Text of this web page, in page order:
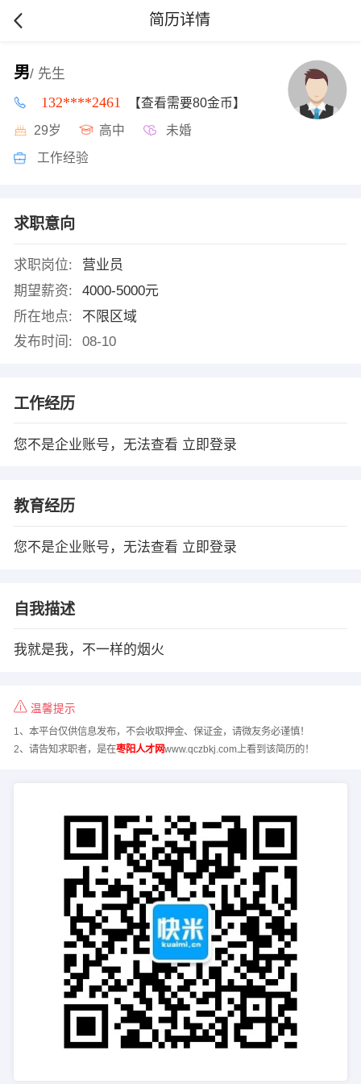
简历详情
男/ 先生
132****2461 【查看需要80金币】
29岁 高中 未婚
工作经验
求职意向
求职岗位:
营业员
期望薪资:
4000-5000元
所在地点:
不限区域
发布时间:
08-10
工作经历
您不是企业账号，无法查看 立即登录
教育经历
您不是企业账号，无法查看 立即登录
自我描述
我就是我，不一样的烟火
温馨提示
1、本平台仅供信息发布，不会收取押金、保证金，请微友务必谨慎！
2、请告知求职者，是在枣阳人才网www.qczbkj.com上看到该简历的！